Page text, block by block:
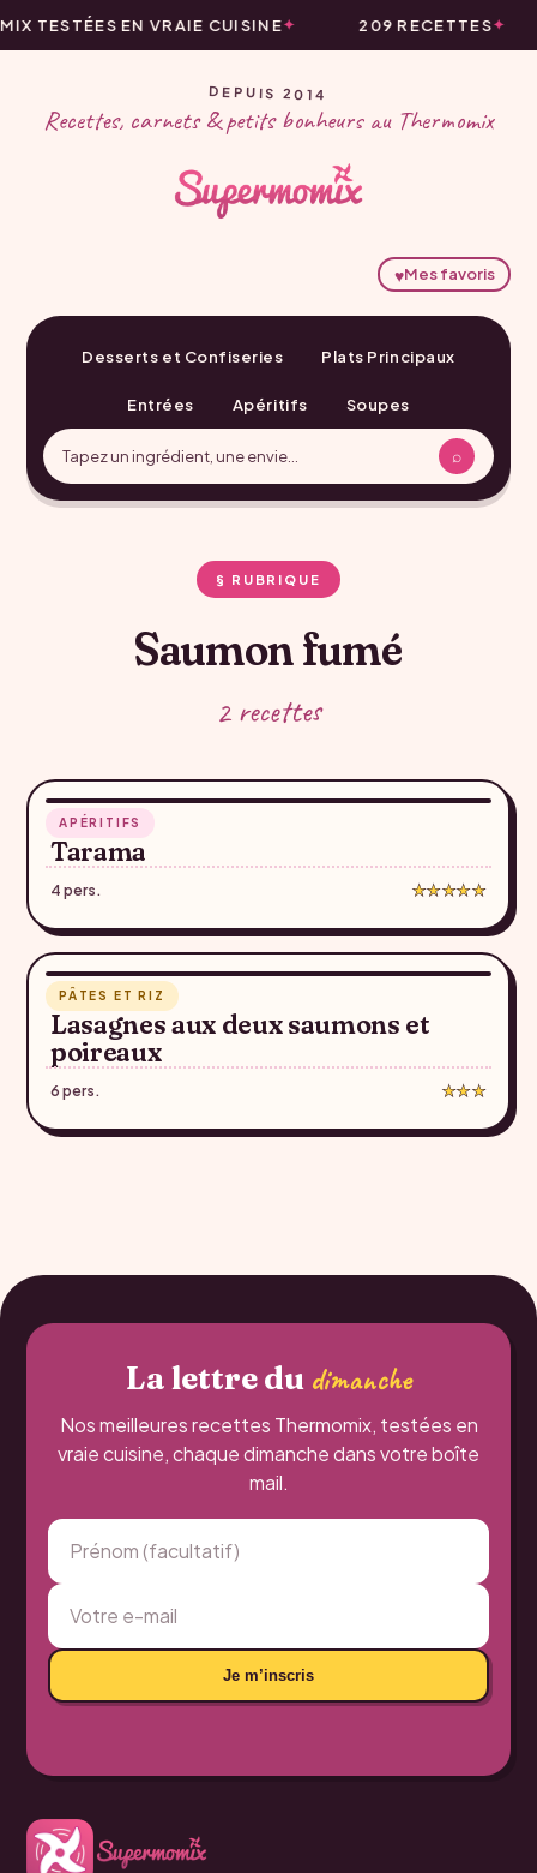
TESTÉES EN VRAIE CUISINE 209 RECETTES
DEPUIS 2014
Recettes, carnets & petits bonheurs au Thermomix
♥Mes favoris
Desserts et Confiseries Plats Principaux
Entrées Apéritifs Soupes
⌕
§ RUBRIQUE
Saumon fumé
2 recettes
APÉRITIFS
Tarama
4 pers. ★★★★★
PÂTES ET RIZ
Lasagnes aux deux saumons et
poireaux
6 pers. ★★★
La lettre du dimanche
Nos meilleures recettes Thermomix, testées en
vraie cuisine, chaque dimanche dans votre boîte
mail.
Je m’inscris